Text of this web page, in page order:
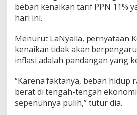
s
k
k
a
K
l
a
s
beban kenaikan tarif PPN 11%
hari ini.
Menurut LaNyalla, pernyataan
kenaikan tidak akan
inflasi adalah pandangan yang
“Karena faktanya, beban hidup
berat di tengah-tengah
sepenuhnya pulih,” tutur dia.